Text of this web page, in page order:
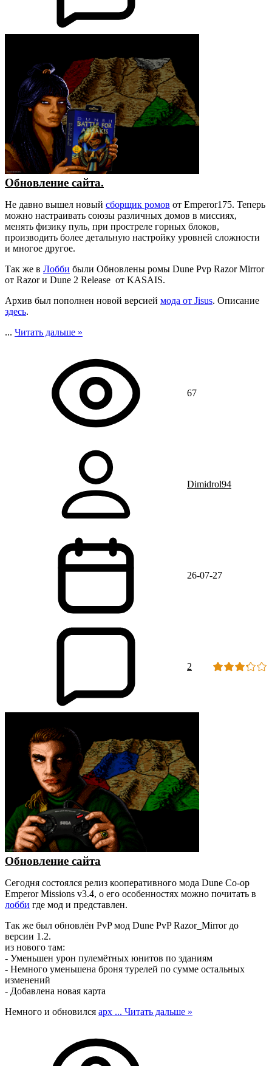
Обновление сайта.
Не давно вышел новый сборщик ромов от Emperor175. Теперь
можно настраивать союзы различных домов в миссиях,
менять физику пуль, при простреле горных блоков,
производить более детальную настройку уровней сложности
и многое другое.
Так же в Лобби были Обновлены ромы Dune Pvp Razor Mirror
от Razor и Dune 2 Release от KASAIS.
Архив был пополнен новой версией мода от Jisus. Описание
здесь.
... Читать дальше »
67
Dimidrol94
26-07-27
2
Обновление сайта
Сегодня состоялся релиз кооперативного мода Dune Co-op
Emperor Missions v3.4, о его особенностях можно почитать в
лобби где мод и представлен.
Так же был обновлён PvP мод Dune PvP Razor_Mirror до
версии 1.2.
из нового там:
- Уменьшен урон пулемётных юнитов по зданиям
- Немного уменьшена броня турелей по сумме остальных
изменений
- Добавлена новая карта
Немного и обновился арх ... Читать дальше »